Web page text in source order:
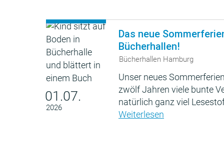
01.07.
2026
Das neue
Bücherhallen!
Bücherhallen Hamburg
Unser neues
zwölf Jahren viele bunte
natürlich ganz viel
Weiterlesen